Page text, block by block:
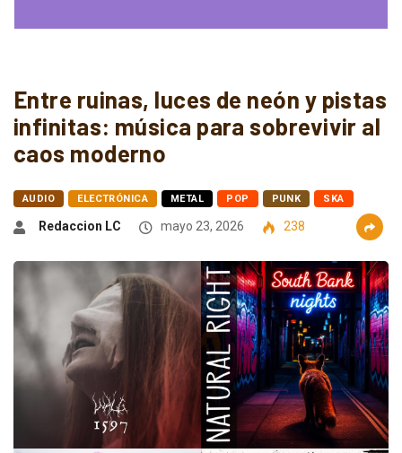
Entre ruinas, luces de neón y pistas
infinitas: música para sobrevivir al
caos moderno
AUDIO ELECTRÓNICA METAL POP PUNK SKA
Redaccion LC mayo 23, 2026 238